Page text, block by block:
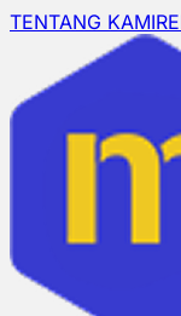
TENTANG KAMI